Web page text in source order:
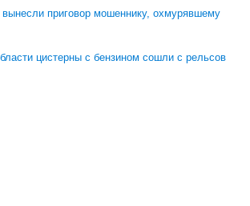
вынесли приговор мошеннику, охмурявшему
цистерны с бензином сошли с рельсов